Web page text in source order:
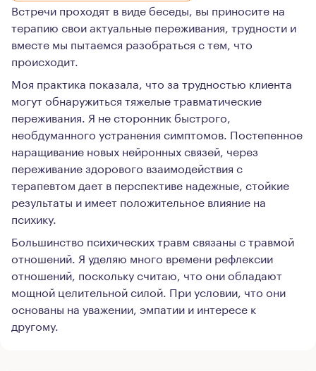
Встречи проходят в виде беседы, вы приносите на
терапию свои актуальные переживания, трудности и
вместе мы пытаемся разобраться с тем, что
происходит.
Моя практика показала, что за трудностью клиента
могут обнаружиться тяжелые травматические
переживания. Я не сторонник быстрого,
необдуманного устранения симптомов. Постепенное
наращивание новых нейронных связей, через
переживание здорового взаимодействия с
терапевтом дает в перспективе надежные, стойкие
результаты и имеет положительное влияние на
психику.
Большинство психических травм связаны с травмой
отношений. Я уделяю много времени рефлексии
отношений, поскольку считаю, что они обладают
мощной целительной силой. При условии, что они
основаны на уважении, эмпатии и интересе к
другому.